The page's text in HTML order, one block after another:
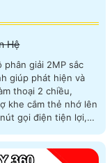
Hệ
phân giải 2MP sắc
giúp phát hiện và
thoại 2 chiều,
gọi điện tiện lợi,